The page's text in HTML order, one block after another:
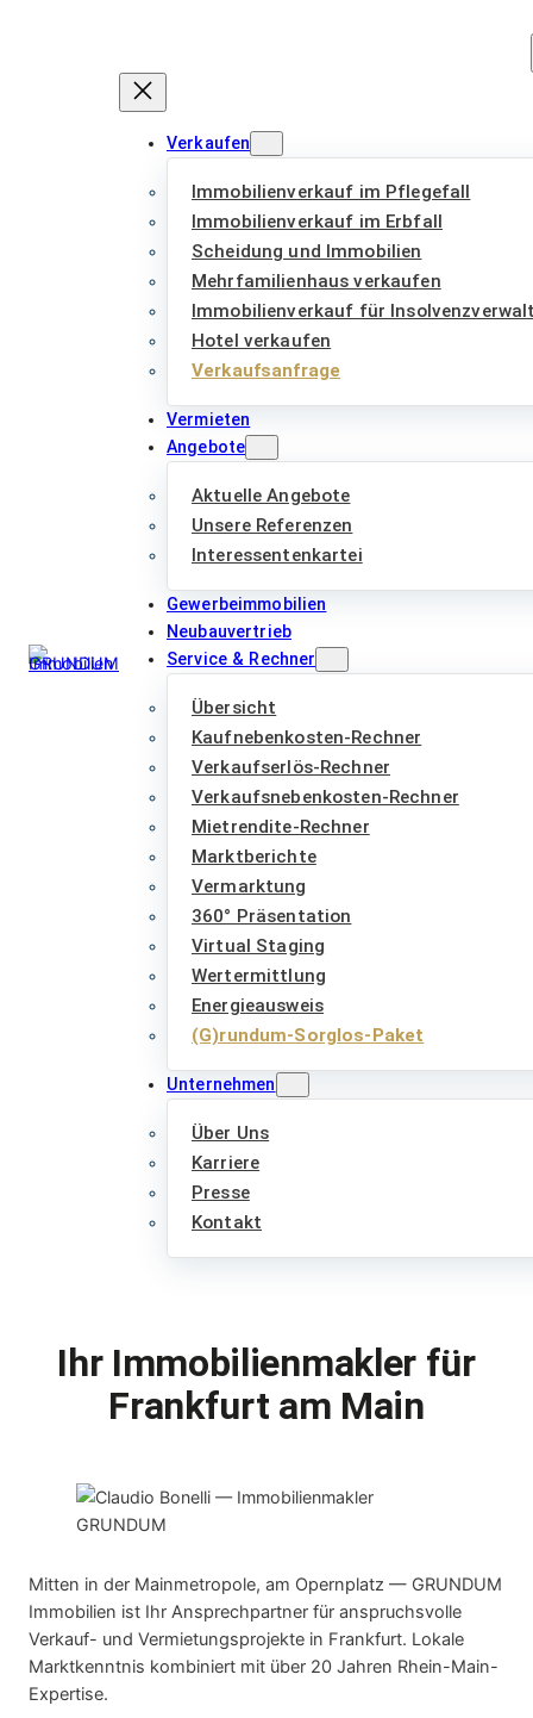
Verkaufen
Immobilienverkauf im Pflegefall
Immobilienverkauf im Erbfall
Scheidung und Immobilien
Mehrfamilienhaus verkaufen
Immobilienverkauf für
Hotel verkaufen
Verkaufsanfrage
Vermieten
Angebote
Aktuelle Angebote
Unsere Referenzen
Interessentenkartei
Gewerbeimmobilien
Neubauvertrieb
Service & Rechner
Übersicht
Kaufnebenkosten-Rechner
Verkaufserlös-Rechner
Verkaufsnebenkosten-Rechner
Mietrendite-Rechner
Marktberichte
Vermarktung
360° Präsentation
Virtual Staging
Wertermittlung
Energieausweis
(G)rundum-Sorglos-Paket
Unternehmen
Über Uns
Karriere
Presse
Kontakt
Ihr Immobilienmakler für
Frankfurt am Main
Mitten in der Mainmetropole, am Opernplatz — GRUNDUM
Immobilien ist Ihr Ansprechpartner für anspruchsvolle
Verkauf- und Vermietungsprojekte in Frankfurt. Lokale
Marktkenntnis kombiniert mit über 20 Jahren Rhein-Main-
Expertise.